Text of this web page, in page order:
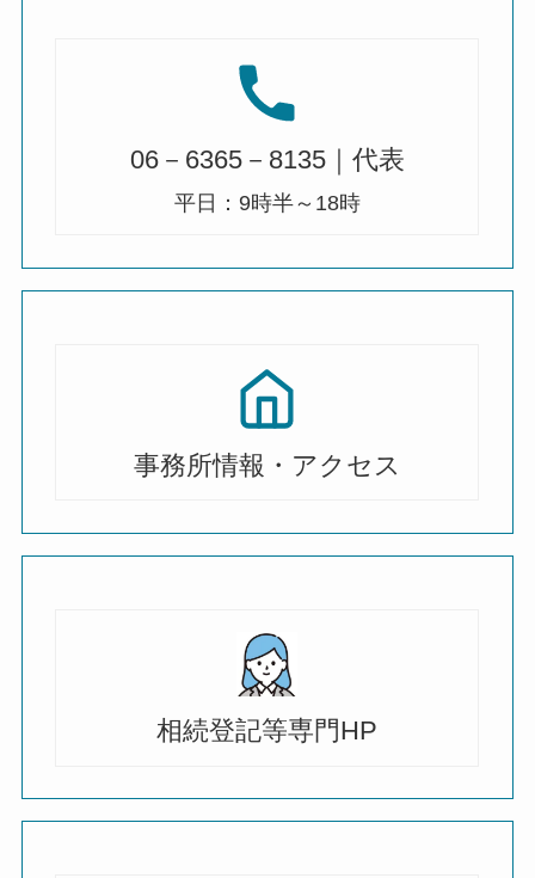
06－6365－8135｜代表
平日：9時半～18時
事務所情報・アクセス
相続登記等専門HP